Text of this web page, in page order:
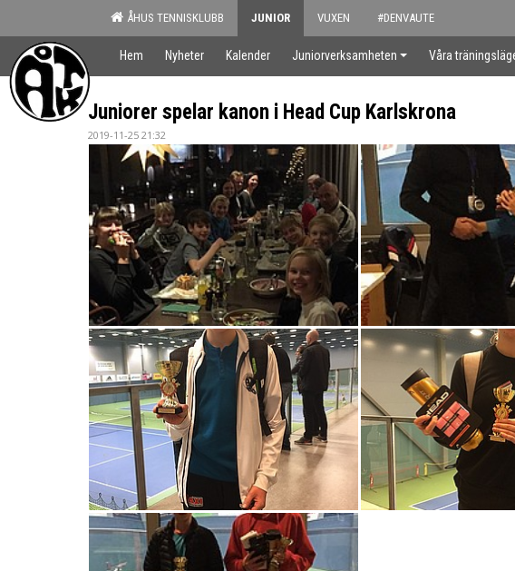
ÅHUS TENNISKLUBB JUNIOR VUXEN #DENVAUTE
Hem Nyheter Kalender Juniorverksamheten Våra
Juniorer spelar kanon i Head Cup Karlskrona
2019-11-25 21:32